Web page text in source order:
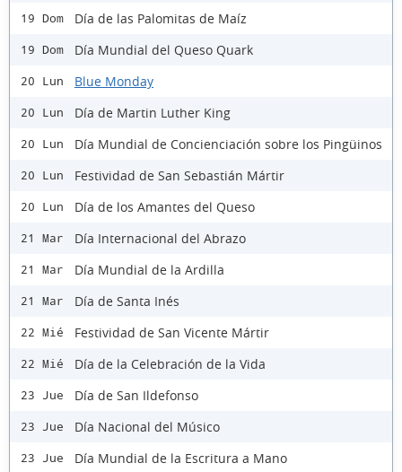
19 Dom Día de las Palomitas de Maíz
19 Dom Día Mundial del Queso Quark
20 Lun Blue Monday
20 Lun Día de Martin Luther King
20 Lun Día Mundial de Concienciación sobre los Pingüinos
20 Lun Festividad de San Sebastián Mártir
20 Lun Día de los Amantes del Queso
21 Mar Día Internacional del Abrazo
21 Mar Día Mundial de la Ardilla
21 Mar Día de Santa Inés
22 Mié Festividad de San Vicente Mártir
22 Mié Día de la Celebración de la Vida
23 Jue Día de San Ildefonso
23 Jue Día Nacional del Músico
23 Jue Día Mundial de la Escritura a Mano